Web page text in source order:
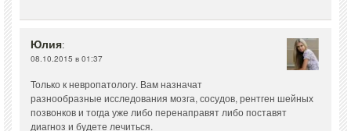
Юлия:
08.10.2015 в 01:37
Только к невропатологу. Вам назначат
разнообразные исследования мозга, сосудов, рентген шейных
позвонков и тогда уже либо перенаправят либо поставят
диагноз и будете лечиться.